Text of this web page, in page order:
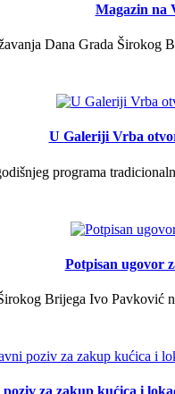
Magazin na
Dana Grada Širokog
U Galeriji Vrba
programa
Potpisan ugovor
Brijega Ivo Pavković